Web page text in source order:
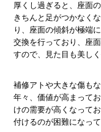
厚くし過ぎると、座面
きちんと足がつかなく
り、座面の傾斜が極端
交換を行っており、座
すので、見た目も美し
補修アトや大きな傷も
年々、価値が高まって
けの需要が高くなって
付けるのが困難になって